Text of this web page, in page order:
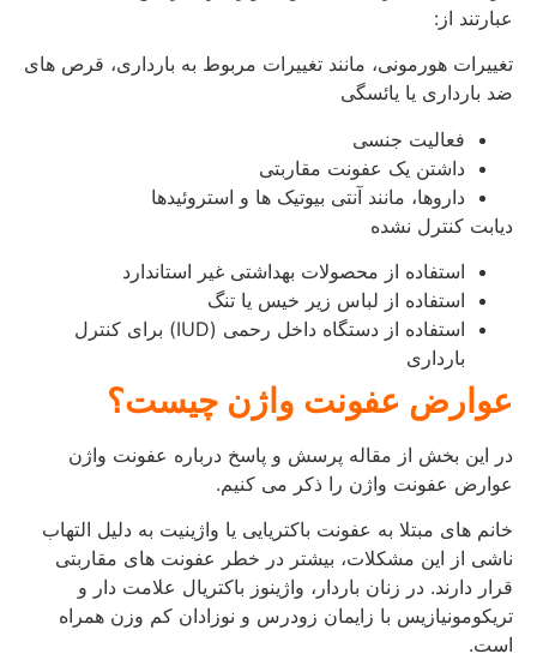
عبارتند از:
تغییرات هورمونی، مانند تغییرات مربوط به بارداری، قرص های
ضد بارداری یا یائسگی
فعالیت جنسی
داشتن یک عفونت مقاربتی
داروها، مانند آنتی بیوتیک ها و استروئیدها
دیابت کنترل نشده
استفاده از محصولات بهداشتی غیر استاندارد
استفاده از لباس زیر خیس یا تنگ
استفاده از دستگاه داخل رحمی (IUD) برای کنترل
بارداری
عوارض عفونت واژن چیست؟
در این بخش از مقاله پرسش و پاسخ درباره عفونت واژن
عوارض عفونت واژن را ذکر می کنیم.
خانم های مبتلا به عفونت باکتریایی یا واژینیت به دلیل التهاب
ناشی از این مشکلات، بیشتر در خطر عفونت های مقاربتی
قرار دارند. در زنان باردار، واژینوز باکتریال علامت دار و
تریکومونیازیس با زایمان زودرس و نوزادان کم وزن همراه
است.